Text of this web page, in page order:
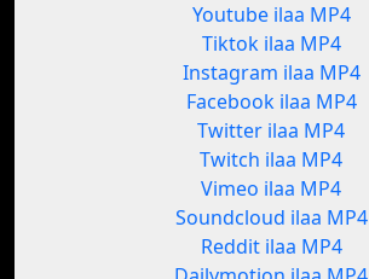
Youtube ilaa MP4
Tiktok ilaa MP4
Instagram ilaa MP4
Facebook ilaa MP4
Twitter ilaa MP4
Twitch ilaa MP4
Vimeo ilaa MP4
Soundcloud ilaa MP4
Reddit ilaa MP4